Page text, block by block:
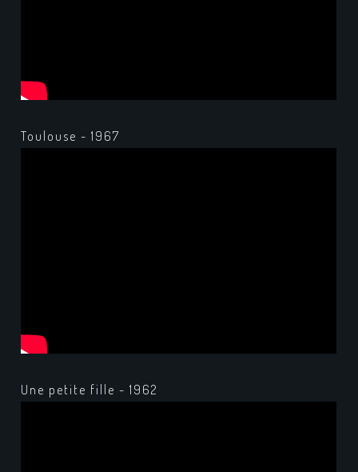
Toulouse - 1967
Une petite fille - 1962